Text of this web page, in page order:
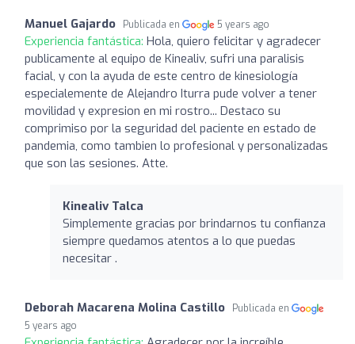
Manuel Gajardo Publicada en 5 years ago
Experiencia fantástica: Hola, quiero felicitar y agradecer
publicamente al equipo de Kinealiv, sufri una paralisis
facial, y con la ayuda de este centro de kinesiología
especialemente de Alejandro Iturra pude volver a tener
movilidad y expresion en mi rostro... Destaco su
comprimiso por la seguridad del paciente en estado de
pandemia, como tambien lo profesional y personalizadas
que son las sesiones. Atte.
Kinealiv Talca
Simplemente gracias por brindarnos tu confianza
siempre quedamos atentos a lo que puedas
necesitar .
Deborah Macarena Molina Castillo
Publicada en
5 years ago